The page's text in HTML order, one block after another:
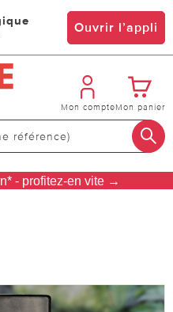
Ouvrir l’appli
Mon compteMon panier
- profitez-en vite →